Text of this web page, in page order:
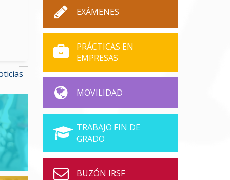
EXÁMENES
PRÁCTICAS EN
EMPRESAS
MOVILIDAD
TRABAJO FIN DE
GRADO
BUZÓN IRSF